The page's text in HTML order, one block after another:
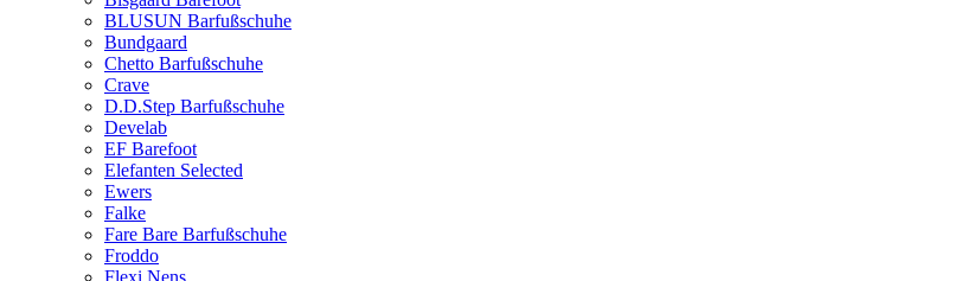
BLUSUN Barfußschuhe
Bundgaard
Chetto Barfußschuhe
Crave
D.D.Step Barfußschuhe
Develab
EF Barefoot
Elefanten Selected
Ewers
Falke
Fare Bare Barfußschuhe
Froddo
Flexi Nens